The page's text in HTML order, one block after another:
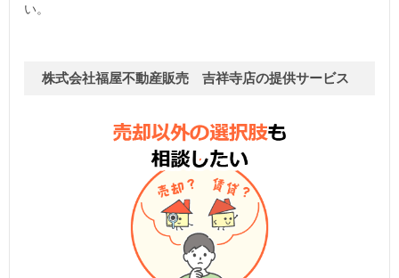
い。
株式会社福屋不動産販売 吉祥寺店の提供サービス